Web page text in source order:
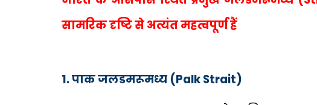
सामरिक दृष्टि से अत्यंत महत्वपूर्ण हैं
1.पाक जलडमरूमध्य (Palk Strait)